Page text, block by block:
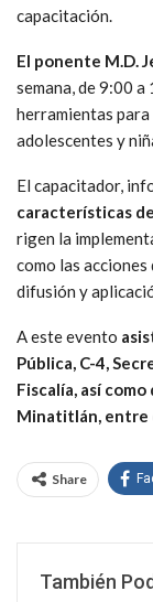
capacitación.
El ponente M.D.
semana, de 9:00
herramientas
adolescentes y
El capacitador,
características
rigen la
como las
difusión y
A este evento
Pública, C-4,
Fiscalía, así
Minatitlán, entre
Share
También